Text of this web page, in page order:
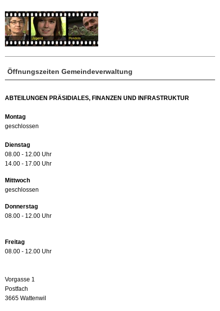
Öffnungszeiten Gemeindeverwaltung
ABTEILUNGEN PRÄSIDIALES, FINANZEN UND INFRASTRUKTUR
Montag
geschlossen
Dienstag
08.00 - 12.00 Uhr
14.00 - 17.00 Uhr
Mittwoch
geschlossen
Donnerstag
08.00 - 12.00 Uhr
Freitag
08.00 - 12.00 Uhr
Vorgasse 1
Postfach
3665 Wattenwil